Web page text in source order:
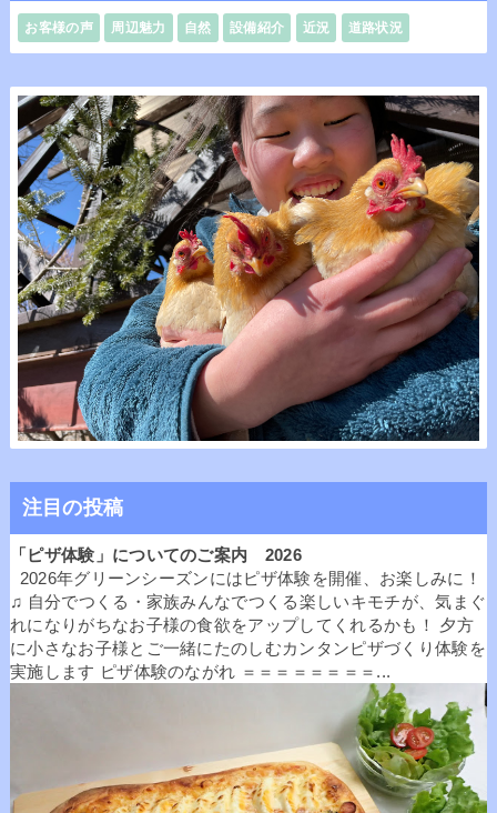
お客様の声 周辺魅力 自然 設備紹介 近況 道路状況
注目の投稿
「ピザ体験」についてのご案内 2026
2026年グリーンシーズンにはピザ体験を開催、お楽しみに！
♫ 自分でつくる・家族みんなでつくる楽しいキモチが、気まぐ
れになりがちなお子様の食欲をアップしてくれるかも！ 夕方
に小さなお子様とご一緒にたのしむカンタンピザづくり体験を
実施します ピザ体験のながれ ＝＝＝＝＝＝＝＝...